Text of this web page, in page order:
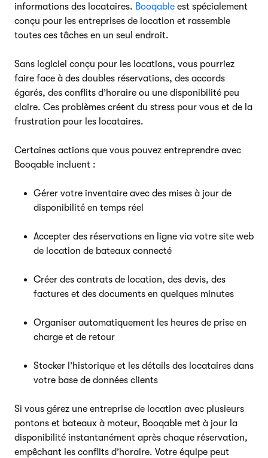
informations des locataires. Booqable est spécialement
conçu pour les entreprises de location et rassemble
toutes ces tâches en un seul endroit.
Sans logiciel conçu pour les locations, vous pourriez
faire face à des doubles réservations, des accords
égarés, des conflits d’horaire ou une disponibilité peu
claire. Ces problèmes créent du stress pour vous et de la
frustration pour les locataires.
Certaines actions que vous pouvez entreprendre avec
Booqable incluent :
Gérer votre inventaire avec des mises à jour de
disponibilité en temps réel
Accepter des réservations en ligne via votre site web
de location de bateaux connecté
Créer des contrats de location, des devis, des
factures et des documents en quelques minutes
Organiser automatiquement les heures de prise en
charge et de retour
Stocker l’historique et les détails des locataires dans
votre base de données clients
Si vous gérez une entreprise de location avec plusieurs
pontons et bateaux à moteur, Booqable met à jour la
disponibilité instantanément après chaque réservation,
empêchant les conflits d’horaire. Votre équipe peut